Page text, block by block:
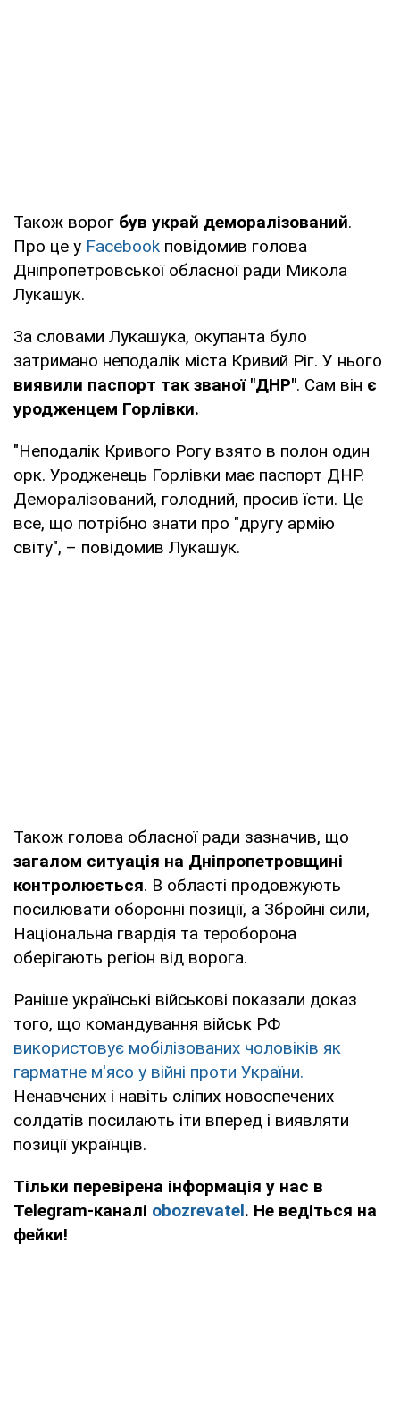
Також ворог був украй деморалізований.
Про це у Facebook повідомив голова
Дніпропетровської обласної ради Микола
Лукашук.
За словами Лукашука, окупанта було
затримано неподалік міста Кривий Ріг. У нього
виявили паспорт так званої "ДНР". Сам він є
уродженцем Горлівки.
"Неподалік Кривого Рогу взято в полон один
орк. Уродженець Горлівки має паспорт ДНР.
Деморалізований, голодний, просив їсти. Це
все, що потрібно знати про "другу армію
світу", – повідомив Лукашук.
Також голова обласної ради зазначив, що
загалом ситуація на Дніпропетровщині
контролюється. В області продовжують
посилювати оборонні позиції, а Збройні сили,
Національна гвардія та тероборона
оберігають регіон від ворога.
Раніше українські військові показали доказ
того, що командування військ РФ
використовує мобілізованих чоловіків як
гарматне м'ясо у війні проти України.
Ненавчених і навіть сліпих новоспечених
солдатів посилають іти вперед і виявляти
позиції українців.
Тільки перевірена інформація у нас в
Telegram-каналі obozrevatel. Не ведіться на
фейки!